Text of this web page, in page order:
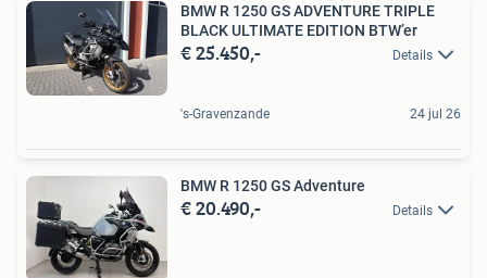
BMW R 1250 GS ADVENTURE TRIPLE
BLACK ULTIMATE EDITION BTW’er
€ 25.450,- Details
's-Gravenzande 24 jul 26
BMW R 1250 GS Adventure
€ 20.490,- Details